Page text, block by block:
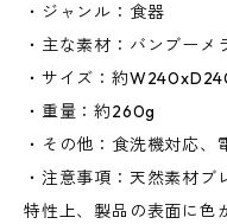
・ジャンル：食器
・主な素材：バンブーメ
・サイズ：約
・重量：約260g
・その他：食洗機対応、
・注意事項：天然素材
特性上、製品の表面に色